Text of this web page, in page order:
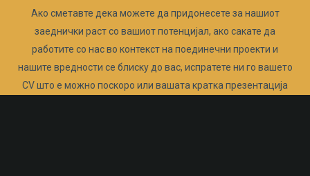
Ако сметавте дека можете да придонесете за нашиот
заеднички раст со вашиот потенцијал, ако сакате да
работите со нас во контекст на поединечни проекти и
нашите вредности се блиску до вас, испратете ни го вашето
CV што е можно поскоро или вашата кратка презентација